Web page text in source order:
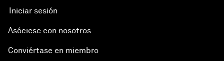
Iniciar sesión
Asóciese con nosotros
Conviértase en miembro